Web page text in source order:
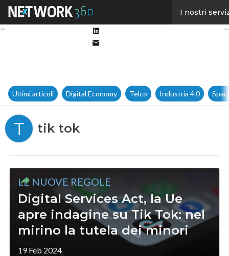
I nostri
Ultimi articoli Digital Economy Telco Industria 4.0
T tik tok
LE NUOVE REGOLE
Digital Services Act, la Ue
apre indagine su Tik Tok: nel
mirino la tutela dei minori
19 Feb 2024